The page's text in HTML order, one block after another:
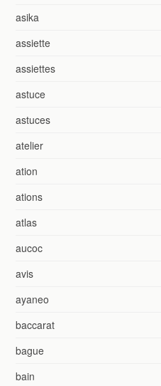
asika
assiette
assiettes
astuce
astuces
atelier
ation
ations
atlas
aucoc
avis
ayaneo
baccarat
bague
bain